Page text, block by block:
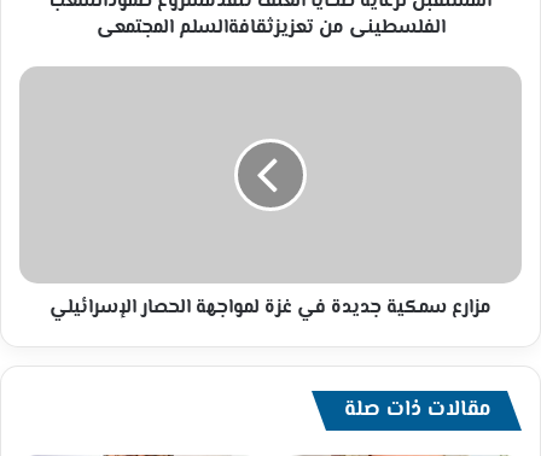
الفلسطينى من تعزيزثقافةالسلم المجتمعى
مزارع
مزارع سمكية جديدة في غزة لمواجهة الحصار الإسرائيلي
مقالات ذات صلة